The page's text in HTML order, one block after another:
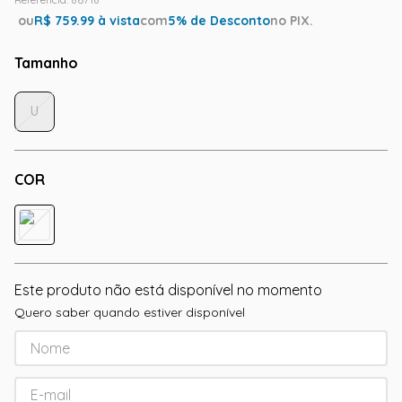
ouR$ 759.99 à vistacom5% de Descontono PIX.
Tamanho
COR
U
Este produto não está disponível no momento
Quero saber quando estiver disponível